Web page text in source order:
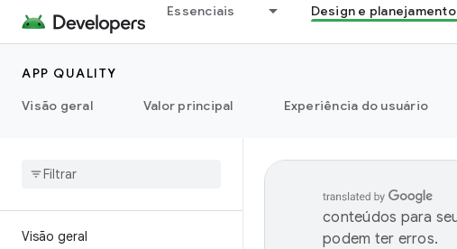
Essenciais Design e planejamento
APP QUALITY
Visão geral
Valor principal Experiência do usuário
Visão geral
conteúdos para
podem ter erros.